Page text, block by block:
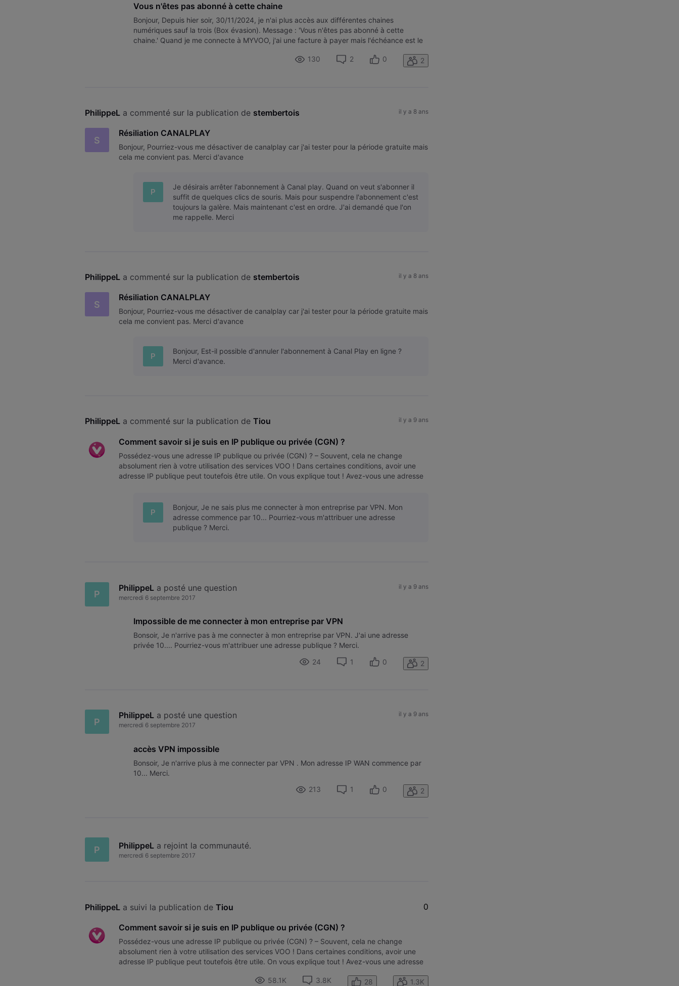
Vous n'êtes pas abonné à cette chaine
Bonjour, Depuis hier soir, 30/11/2024, je n'ai plus accès aux différentes chaines
numériques sauf la trois (Box évasion). Message : 'Vous n'êtes pas abonné à cette
chaine.' Quand je me connecte à MYVOO, j'ai une facture à payer mais l'échéance est le
130
2 0 2
PhilippeL a commenté sur la publication de stembertois il y a 8 ans
S
Résiliation CANALPLAY
Bonjour, Pourriez-vous me désactiver de canalplay car j'ai tester pour la période gratuite mais
cela me convient pas. Merci d'avance
P
Je désirais arrêter l'abonnement à Canal play. Quand on veut s'abonner il
suffit de quelques clics de souris. Mais pour suspendre l'abonnement c'est
toujours la galère. Mais maintenant c'est en ordre. J'ai demandé que l'on
me rappelle. Merci
PhilippeL a commenté sur la publication de stembertois il y a 8 ans
S
Résiliation CANALPLAY
Bonjour, Pourriez-vous me désactiver de canalplay car j'ai tester pour la période gratuite mais
cela me convient pas. Merci d'avance
P
Bonjour, Est-il possible d'annuler l'abonnement à Canal Play en ligne ?
Merci d'avance.
PhilippeL a commenté sur la publication de Tiou il y a 9 ans
Comment savoir si je suis en IP publique ou privée (CGN) ?
Possédez-vous une adresse IP publique ou privée (CGN) ? – Souvent, cela ne change
absolument rien à votre utilisation des services VOO ! Dans certaines conditions, avoir une
adresse IP publique peut toutefois être utile. On vous explique tout ! Avez-vous une adresse
P
Bonjour, Je ne sais plus me connecter à mon entreprise par VPN. Mon
adresse commence par 10... Pourriez-vous m'attribuer une adresse
publique ? Merci.
P
PhilippeL a posté une question
mercredi 6 septembre 2017
il y a 9 ans
Impossible de me connecter à mon entreprise par VPN
Bonsoir, Je n'arrive pas à me connecter à mon entreprise par VPN. J'ai une adresse
privée 10.... Pourriez-vous m'attribuer une adresse publique ? Merci.
24
1 0 2
P
PhilippeL a posté une question
mercredi 6 septembre 2017
il y a 9 ans
accès VPN impossible
Bonsoir, Je n'arrive plus à me connecter par VPN . Mon adresse IP WAN commence par
10... Merci.
213
1 0 2
P PhilippeL a rejoint la communauté.
mercredi 6 septembre 2017
PhilippeL a suivi la publication de Tiou 0
Comment savoir si je suis en IP publique ou privée (CGN) ?
Possédez-vous une adresse IP publique ou privée (CGN) ? – Souvent, cela ne change
absolument rien à votre utilisation des services VOO ! Dans certaines conditions, avoir une
adresse IP publique peut toutefois être utile. On vous explique tout ! Avez-vous une adresse
58.1K
3.8K 28 1.3K